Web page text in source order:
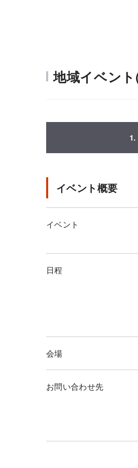
地域イベン
イベント概要
イベント
日程
会場
お問い合わせ先